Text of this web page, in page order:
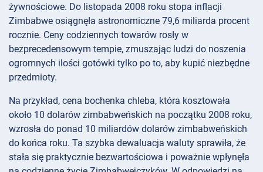
żywnościowe. Do listopada 2008 roku stopa inflacji
Zimbabwe osiągnęła astronomiczne 79,6 miliarda procent
rocznie. Ceny codziennych towarów rosły w
bezprecedensowym tempie, zmuszając ludzi do noszenia
ogromnych ilości gotówki tylko po to, aby kupić niezbędne
przedmioty.
Na przykład, cena bochenka chleba, która kosztowała
około 10 dolarów zimbabweńskich na początku 2008 roku,
wzrosła do ponad 10 miliardów dolarów zimbabweńskich
do końca roku. Ta szybka dewaluacja waluty sprawiła, że
stała się praktycznie bezwartościowa i poważnie wpłynęła